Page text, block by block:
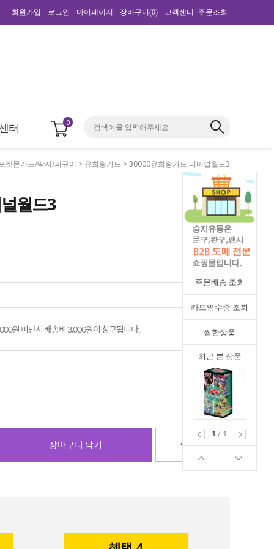
회원가입 로그인 마이페이지 장바구니(0) 고객센터 주문조회
터 0
주문배송 조회
카드영수증 조회
찜한상품
최근 본 상품
1
/ 1
켓몬카드/딱지/피규어 > 유희왕카드 > 30000유희왕카드 터미널월드3
월드3
원 미만시 배송비 3,000원이 청구됩니다.
장바구니 담기 찜하기